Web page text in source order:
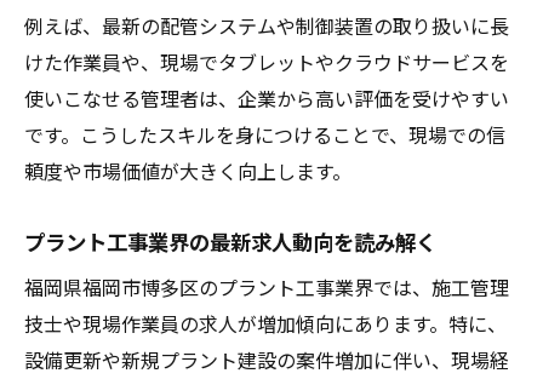
例えば、最新の配管システムや制御装置の取り扱いに長
けた作業員や、現場でタブレットやクラウドサービスを
使いこなせる管理者は、企業から高い評価を受けやすい
です。こうしたスキルを身につけることで、現場での信
頼度や市場価値が大きく向上します。
プラント工事業界の最新求人動向を読み解く
福岡県福岡市博多区のプラント工事業界では、施工管理
技士や現場作業員の求人が増加傾向にあります。特に、
設備更新や新規プラント建設の案件増加に伴い、現場経